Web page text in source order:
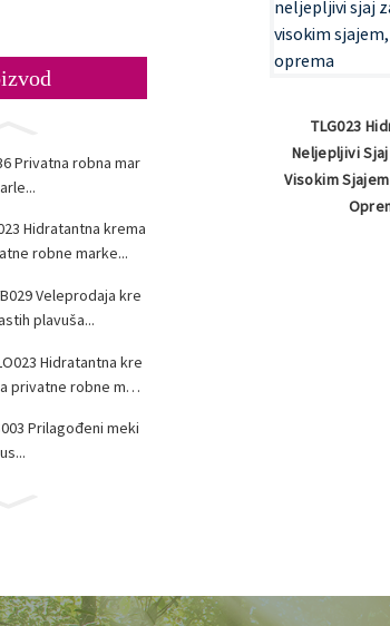
Privatna robna mar
Hidratantna krema
robne marke...
Veleprodaja kre
plavuša...
Hidratantna kre
privatne robne mark
Prilagođeni meki
TLG023
Neljepljivi
Visokim